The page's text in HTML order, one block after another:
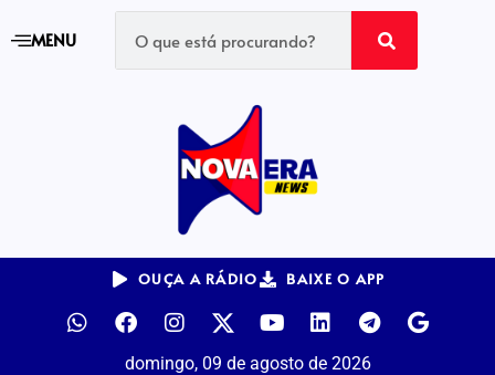
MENU
OUÇA A RÁDIO BAIXE O APP
domingo, 09 de agosto de 2026